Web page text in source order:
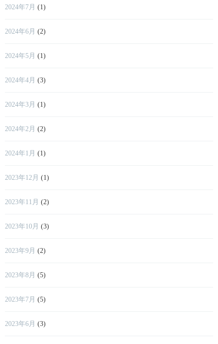
2024年7月 (1)
2024年6月 (2)
2024年5月 (1)
2024年4月 (3)
2024年3月 (1)
2024年2月 (2)
2024年1月 (1)
2023年12月 (1)
2023年11月 (2)
2023年10月 (3)
2023年9月 (2)
2023年8月 (5)
2023年7月 (5)
2023年6月 (3)